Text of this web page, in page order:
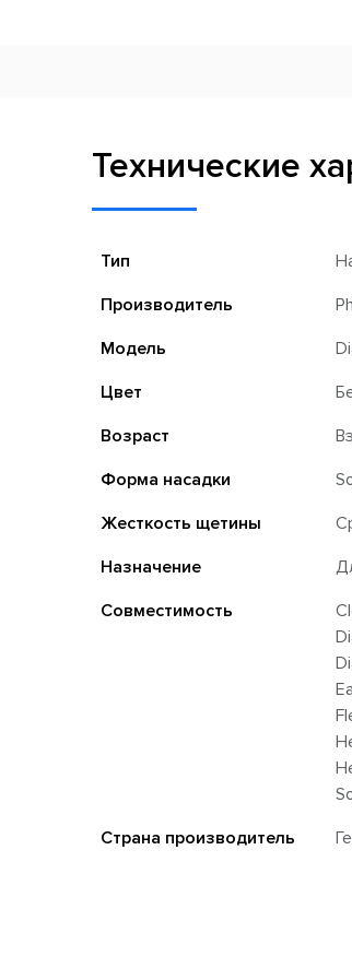
Технические
Тип
Производитель
Модель
Цвет
Возраст
Форма насадки
Жесткость щетины
Назначение
Совместимость
Страна производитель